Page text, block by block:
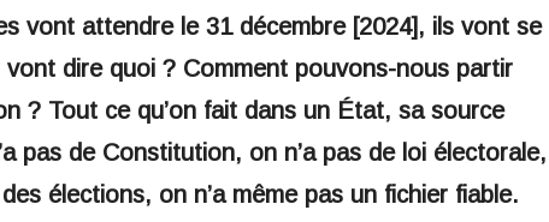
vont attendre le 31 décembre [2024], ils vont se
vont dire quoi ? Comment pouvons-nous partir
? Tout ce qu’on fait dans un État, sa source
pas de Constitution, on n’a pas de loi électorale,
élections, on n’a même pas un fichier fiable.